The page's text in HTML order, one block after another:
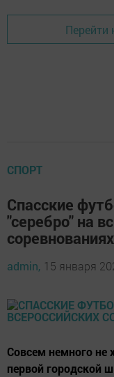
Перейти
СПОРТ
Спасские
"серебро" на
соревнованиях
admin, 15 января
Совсем немного
первой городской